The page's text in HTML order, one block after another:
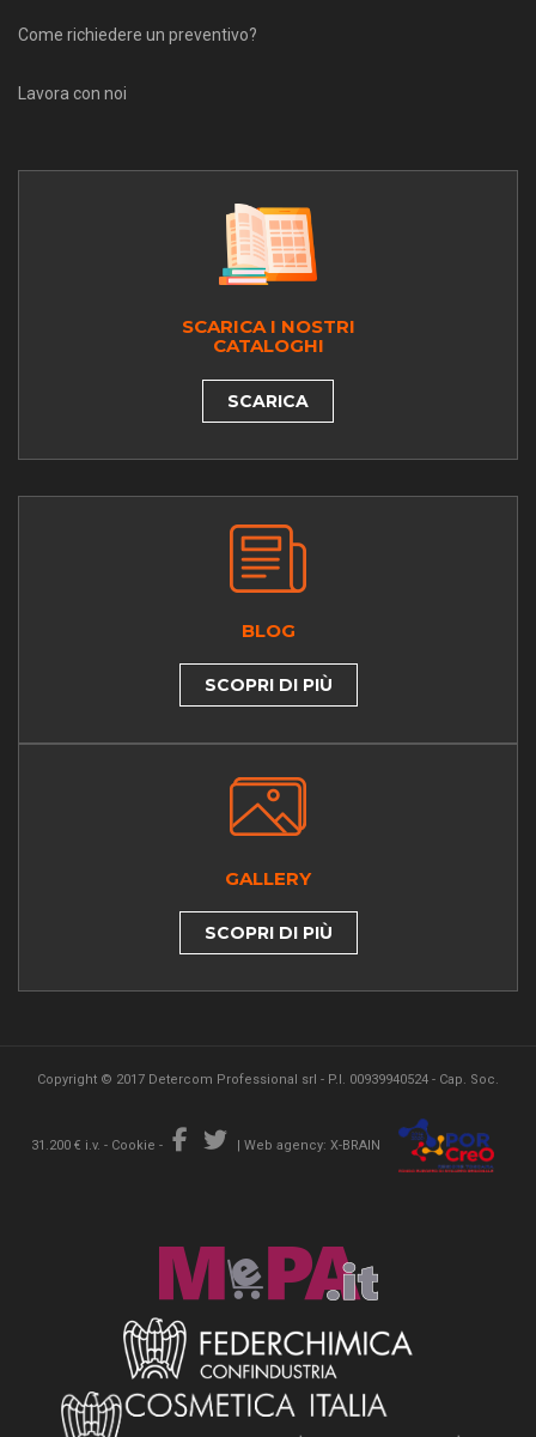
Come richiedere un preventivo?
Lavora con noi
SCARICA I NOSTRI
CATALOGHI
SCARICA
BLOG
SCOPRI DI PIÙ
GALLERY
SCOPRI DI PIÙ
Copyright © 2017 Detercom Professional srl - P.I. 00939940524 - Cap. Soc.
31.200 € i.v. - Cookie - | Web agency: X-BRAIN